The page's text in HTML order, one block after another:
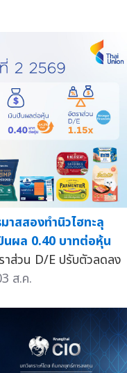
าสสองทำนิวไฮทะลุ
นผล 0.40 บาทต่อหุ้น
ส่วน D/E ปรับตัวลดลง
ส.ค.